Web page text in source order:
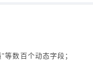
等数百个动态字段；